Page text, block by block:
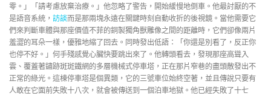
零。」「請考慮放棄治療。」他忽略了警告，開始緩慢地倒車。他最討厭的不
是語音系統， 訪談而是那兩塊永遠在關鍵時刻自動收折的後視鏡。當他需要它
們來判斷車體與那座價值不菲的銅製獨角獸雕像之間的距離時，它們卻像兩片
羞澀的耳朵一樣，優雅地縮了回去。同時發出低語：「你還是別看了，反正你
也停不好。」何手殘感覺心臟快要跳出來了。他轉頭看去，發現那座高聳入
雲、覆蓋著鏽跡斑斑鐵網的多層機械式停車塔，正在那片窄巷的盡頭散發出不
正常的綠光。這棟停車塔是個異類，它的三號車位始終空著，並且傳說只要有
人敢在它面前失敗十八次，就會被傳送到一個泊車地獄。他已經失敗了十七